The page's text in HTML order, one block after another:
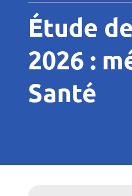
Étude
2026 :
Santé